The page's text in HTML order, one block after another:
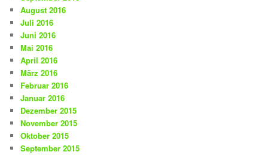
August 2016
Juli 2016
Juni 2016
Mai 2016
April 2016
März 2016
Februar 2016
Januar 2016
Dezember 2015
November 2015
Oktober 2015
September 2015